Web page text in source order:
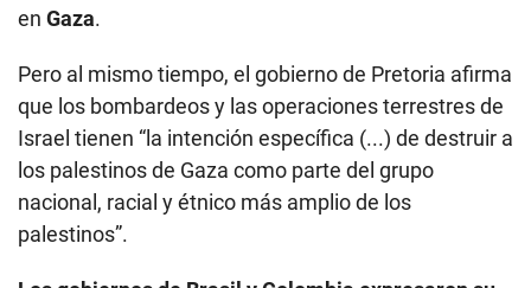
en Gaza.
Pero al mismo tiempo, el gobierno de Pretoria afirma
que los bombardeos y las operaciones terrestres de
Israel tienen “la intención específica (...) de destruir a
los palestinos de Gaza como parte del grupo
nacional, racial y étnico más amplio de los
palestinos”.